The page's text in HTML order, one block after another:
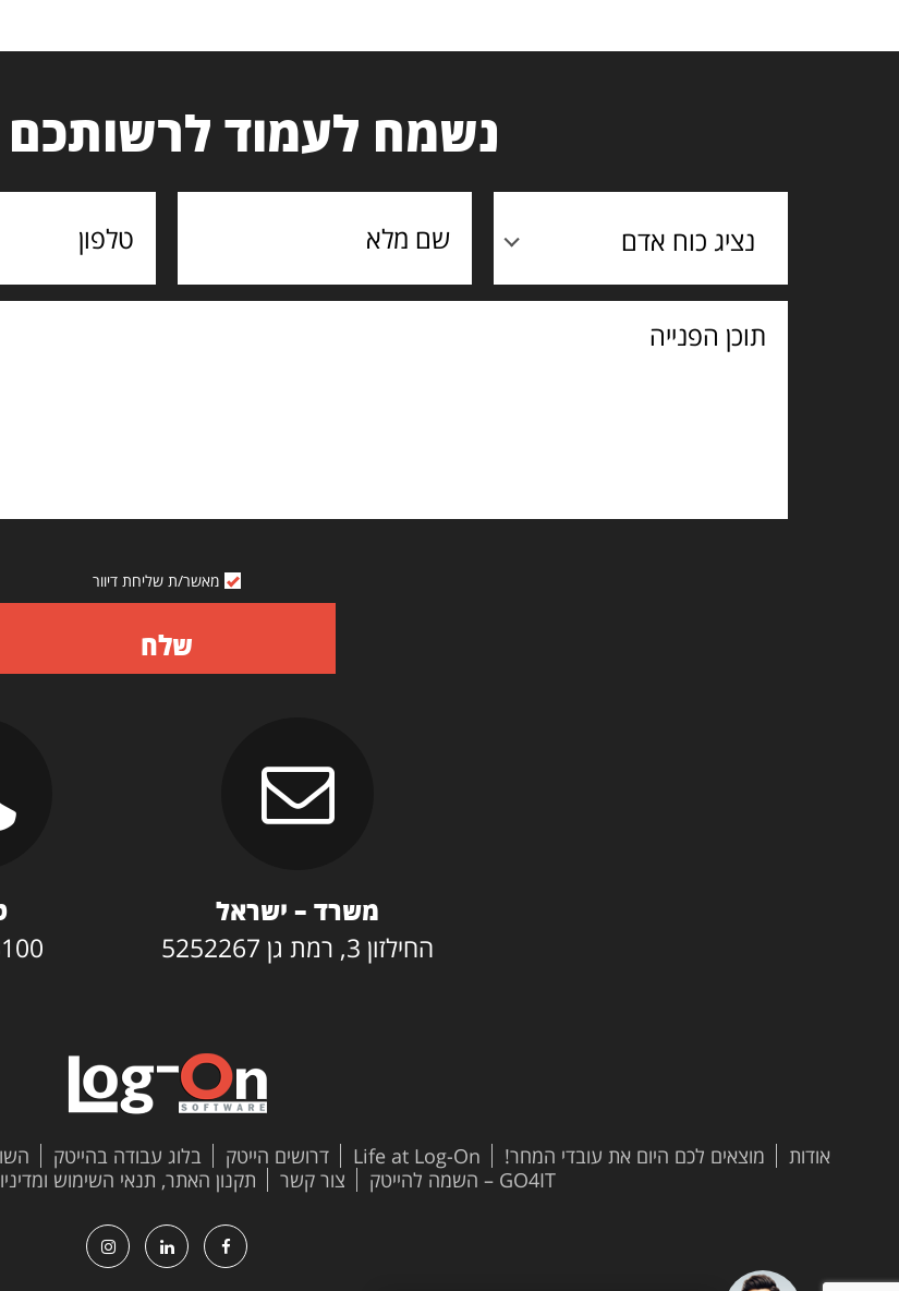
נשמח לעמוד
נציג כוח אדם
תוכן
מאשר/ת שליחת דיוור
שלח
משרד – ישראל
החילזון 3, רמת גן 5252267
אודות מוצאים לכם היום את עובדי המחר! Life at Log-On דרושים הייטק בלוג עבודה בהייטק
GO4IT – השמה להייטק
צור קשר תקנון האתר, תנאי השימוש